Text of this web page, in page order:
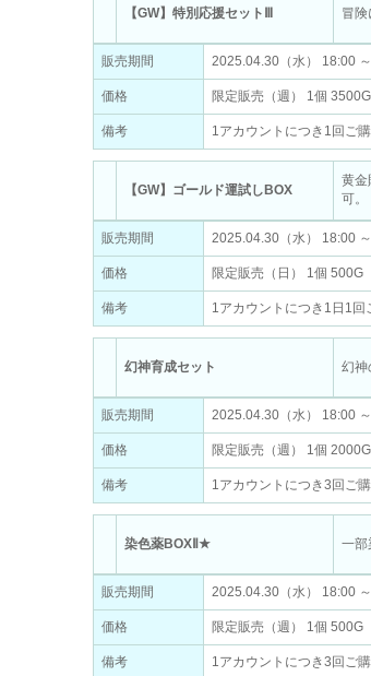
【GW】特別応援セットⅢ 冒険
販売期間 2025.04.30（水） 18:00
価格 限定販売（週） 1個 3500G
備考 1アカウントにつき1回ご購
【GW】ゴールド運試しBOX
黄金
可。
販売期間 2025.04.30（水） 18:00
価格 限定販売（日） 1個 500G
備考 1アカウントにつき1日1回
幻神育成セット 幻神
販売期間 2025.04.30（水） 18:00
価格 限定販売（週） 1個 2000G
備考 1アカウントにつき3回ご購
染色薬BOXⅡ★ 一部
販売期間 2025.04.30（水） 18:00
価格 限定販売（週） 1個 500G
備考
1アカウントにつき3回ご購